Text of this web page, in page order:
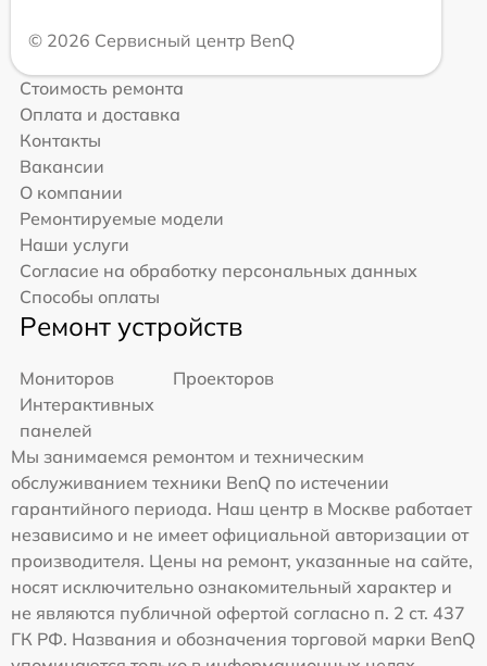
© 2026 Сервисный центр BenQ
Стоимость ремонта
Оплата и доставка
Контакты
Вакансии
О компании
Ремонтируемые модели
Наши услуги
Согласие на обработку персональных данных
Способы оплаты
Ремонт устройств
Мониторов
Проекторов
Интерактивных
панелей
Мы занимаемся ремонтом и техническим
обслуживанием техники BenQ по истечении
гарантийного периода. Наш центр в Москве работает
независимо и не имеет официальной авторизации от
производителя. Цены на ремонт, указанные на сайте,
носят исключительно ознакомительный характер и
не являются публичной офертой согласно п. 2 ст. 437
ГК РФ. Названия и обозначения торговой марки BenQ